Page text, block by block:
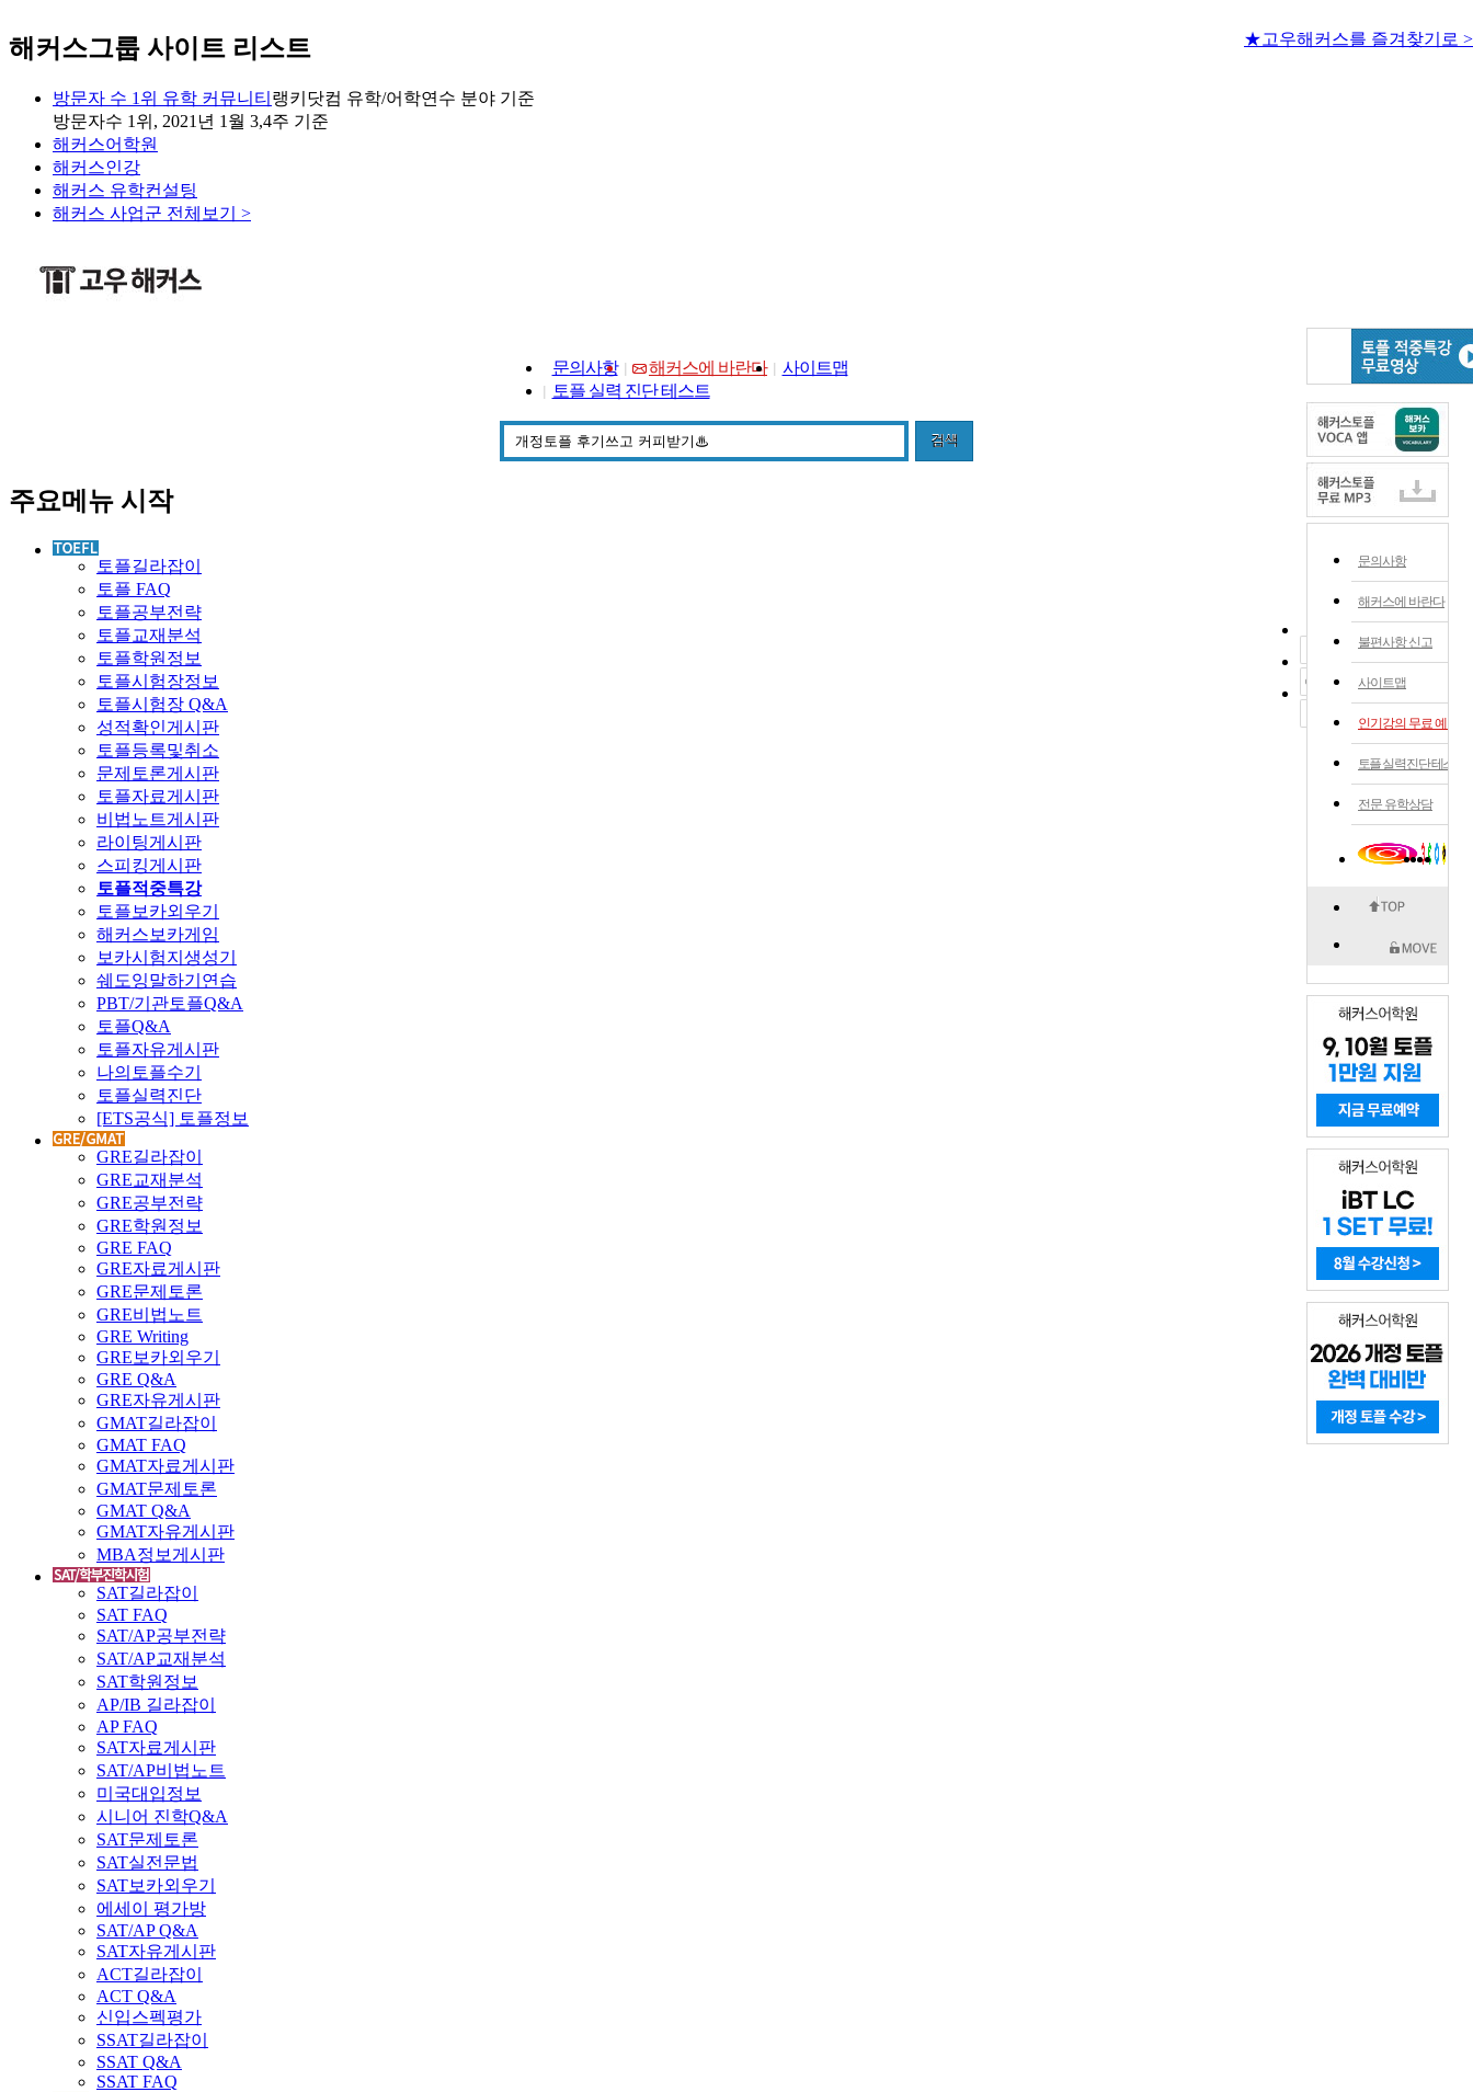
해커스그룹 사이트 리스트
방문자 수 1위 유학 커뮤니티 랭키닷컴 유학/어학연수 분야 기준
방문자수 1위, 2021년 1월 3,4주 기준
해커스어학원
해커스인강
해커스 유학컨설팅
해커스 사업군 전체보기 >
문의사항 해커스에 바란다
사이트맵
토플 실력 진단 테스트
★고우해커스를 즐겨찾기로 >
검색
주요메뉴 시작
토플길라잡이
토플 FAQ
토플공부전략
토플교재분석
토플학원정보
토플시험장정보
토플시험장 Q&A
성적확인게시판
토플등록및취소
문제토론게시판
토플자료게시판
비법노트게시판
라이팅게시판
스피킹게시판
토플적중특강
토플보카외우기
해커스보카게임
보카시험지생성기
쉐도잉말하기연습
PBT/기관토플Q&A
토플Q&A
토플자유게시판
나의토플수기
토플실력진단
[ETS공식] 토플정보
GRE길라잡이
GRE교재분석
GRE공부전략
GRE학원정보
GRE FAQ
GRE자료게시판
GRE문제토론
GRE비법노트
GRE Writing
GRE보카외우기
GRE Q&A
GRE자유게시판
GMAT길라잡이
GMAT FAQ
GMAT자료게시판
GMAT문제토론
GMAT Q&A
GMAT자유게시판
MBA정보게시판
SAT길라잡이
SAT FAQ
SAT/AP공부전략
SAT/AP교재분석
SAT학원정보
AP/IB 길라잡이
AP FAQ
SAT자료게시판
SAT/AP비법노트
미국대입정보
시니어 진학Q&A
SAT문제토론
SAT실전문법
SAT보카외우기
에세이 평가방
SAT/AP Q&A
SAT자유게시판
ACT길라잡이
ACT Q&A
신입스펙평가
SSAT길라잡이
SSAT Q&A
SSAT FAQ
문의사항
해커스에 바란다
불편사항 신고
사이트맵
인기강의 무료 예약
토플 실력 진단 테스트
전문 유학상담